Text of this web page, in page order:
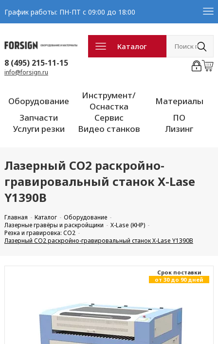
График работы: ПН-ПТ с 09:00 до 18:00
Каталог
8 (495) 215-11-15
info@forsign.ru
Оборудование
Инструмент/
Оснастка
Материалы
Запчасти
Сервис
ПО
Услуги резки
Видео станков Лизинг
Лазерный CO2 раскройно-
гравировальный станок X-Lase
Y1390B
Главная Каталог
Оборудование
Лазерные гравёры и раскройщики
X-Lase (КНР)
Резка и гравировка: CO2
Лазерный CO2 раскройно-гравировальный станок X-Lase Y1390B
Cрок поставки
от 30 до 90 дней